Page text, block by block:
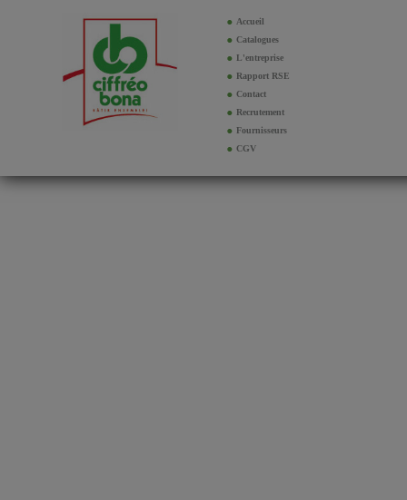
Accueil
Catalogues
L'entreprise
Rapport RSE
Contact
Recrutement
Fournisseurs
CGV